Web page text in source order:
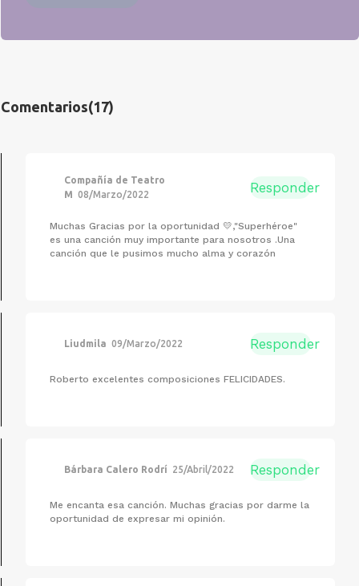
Comentarios(17)
Compañía de Teatro
M 08/Marzo/2022 Responder
Muchas Gracias por la oportunidad 💛,"Superhéroe"
es una canción muy importante para nosotros .Una
canción que le pusimos mucho alma y corazón
Liudmila 09/Marzo/2022 Responder
Roberto excelentes composiciones FELICIDADES.
Bárbara Calero Rodrí 25/Abril/2022 Responder
Me encanta esa canción. Muchas gracias por darme la
oportunidad de expresar mi opinión.